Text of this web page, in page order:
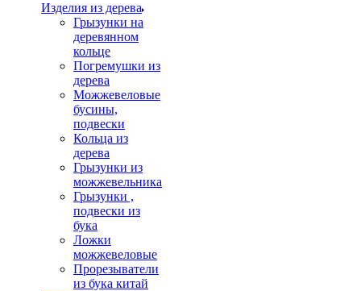
Изделия из дерева
Грызунки на
деревянном
кольце
Погремушки из
дерева
Можжевеловые
бусины,
подвески
Кольца из
дерева
Грызунки из
можжевельника
Грызунки ,
подвески из
бука
Ложки
можжевеловые
Прорезыватели
из бука китай